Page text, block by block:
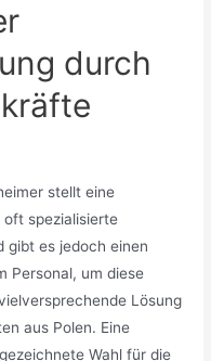
durch
stellt eine
oft spezialisierte
gibt es jedoch einen
Personal, um diese
Lösung
aus Polen. Eine
Wahl für die